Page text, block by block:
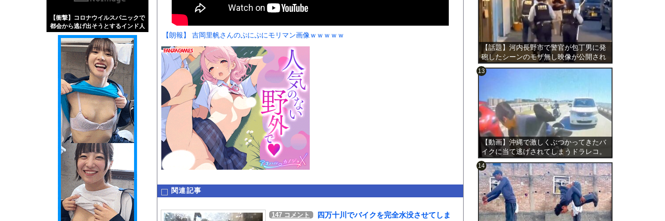
【衝撃】コロナウイルスパニックで
都会から逃げ出そうとするインド人
たち・・・
【画像】伊藤舞雪とかいうＡＶ女優ｗｗｗｗｗｗｗｗｗｗw
【緊急】肛門にスティックのり入れたけど出てこないの！！
お知らせ
【動画】ロシアの空挺兵、パラシュートが開かずに墜落してしまう。
Powered by livedoor 相互RSS
このページは1000mg
が管理しています。 RSS設定 更新順130件まで。それ以降の古いものは表
示されません。
【朗報】 吉岡里帆さんのぷにぷにモリマン画像ｗｗｗｗｗ
関連記事
147 コメント 四万十川でバイクを完全水没させてしま
【話題】河内長野市で警官が包丁男に発
砲したシーンのモザ無し映像が公開され
る。
【動画】沖縄で激しくぶつかってきたバ
イクに当て逃げされてしまうドラレコ。